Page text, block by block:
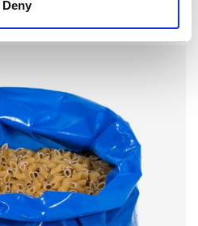
DenyW 100% nadaje się również